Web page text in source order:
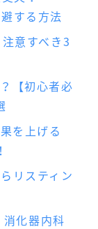
する方法
意すべき3
【初心者必
を上げる
リスティン
化器内科